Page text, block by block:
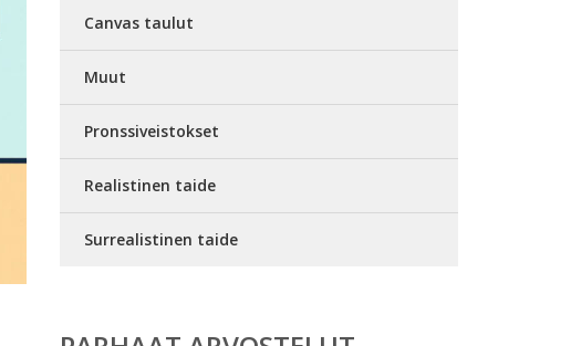
Canvas taulut
Muut
Pronssiveistokset
Realistinen taide
Surrealistinen taide